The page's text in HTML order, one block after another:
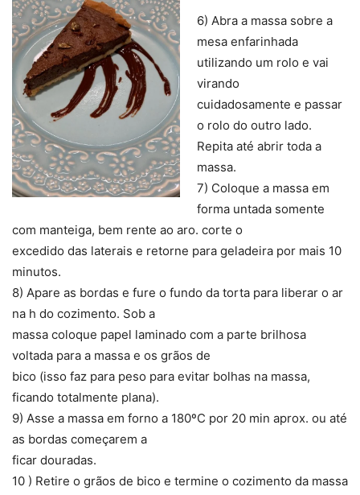
6) Abra a massa sobre a
mesa enfarinhada
utilizando um rolo e vai
virando
cuidadosamente e passar
o rolo do outro lado.
Repita até abrir toda a
massa.
7) Coloque a massa em
forma untada somente
com manteiga, bem rente ao aro. corte o
excedido das laterais e retorne para geladeira por mais 10
minutos.
8) Apare as bordas e fure o fundo da torta para liberar o ar
na h do cozimento. Sob a
massa coloque papel laminado com a parte brilhosa
voltada para a massa e os grãos de
bico (isso faz para peso para evitar bolhas na massa,
ficando totalmente plana).
9) Asse a massa em forno a 180ºC por 20 min aprox. ou até
as bordas começarem a
ficar douradas.
10 ) Retire o grãos de bico e termine o cozimento da massa